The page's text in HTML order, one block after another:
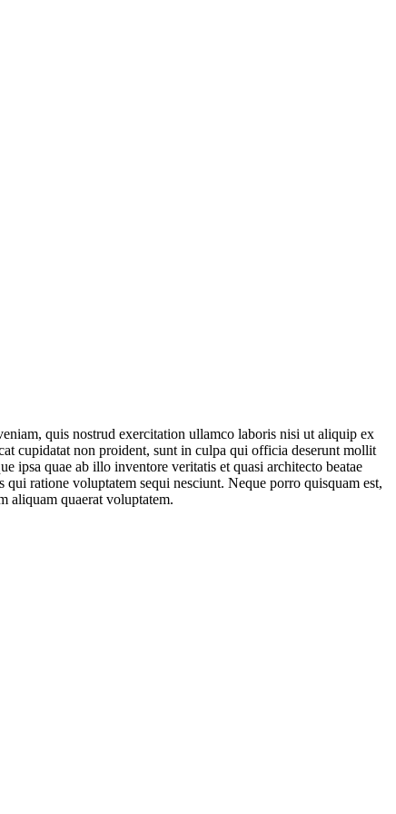
quis nostrud exercitation ullamco laboris nisi ut aliquip ex
cupidatat non proident, sunt in culpa qui officia deserunt mollit
ipsa quae ab illo inventore veritatis et quasi architecto beatae
ratione voluptatem sequi nesciunt. Neque porro quisquam est,
aliquam quaerat voluptatem.